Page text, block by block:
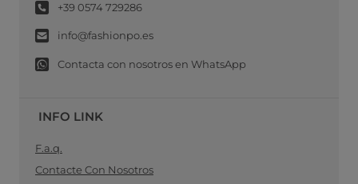
+39 0574 729286
info@fashionpo.es
Contacta con nosotros en WhatsApp
INFO LINK
F.a.q.
Contacte Con Nosotros